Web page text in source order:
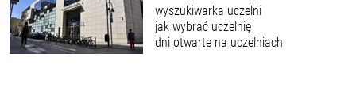
wyszukiwarka uczelni
jak wybrać uczelnię
dni otwarte na uczelniach